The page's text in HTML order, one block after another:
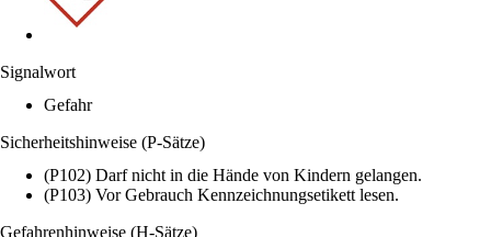
Signalwort
Gefahr
Sicherheitshinweise (P-Sätze)
(P102) Darf nicht in die Hände von Kindern gelangen.
(P103) Vor Gebrauch Kennzeichnungsetikett lesen.
Gefahrenhinweise (H-Sätze)